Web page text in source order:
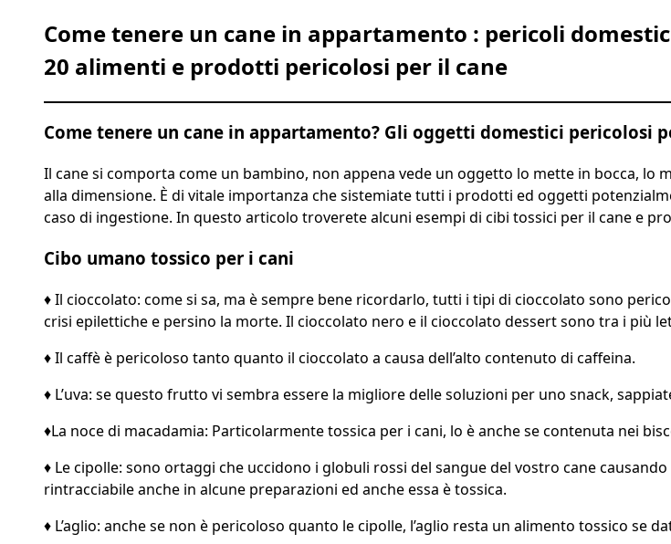
Come tenere un cane in appartamento : pericoli
20 alimenti e prodotti pericolosi per il cane
Come tenere un cane in appartamento? Gli oggetti domestici pericolosi
Il cane si comporta come un bambino, non appena vede un oggetto lo mette in bocca, lo
alla dimensione. È di vitale importanza che sistemiate tutti i prodotti ed oggetti
caso di ingestione. In questo articolo troverete alcuni esempi di cibi tossici per il cane e
Cibo umano tossico per i cani
♦ Il cioccolato: come si sa, ma è sempre bene ricordarlo, tutti i tipi di cioccolato sono
crisi epilettiche e persino la morte. Il cioccolato nero e il cioccolato dessert sono tra i più
♦ Il caffè è pericoloso tanto quanto il cioccolato a causa dell’alto contenuto di caffeina.
♦ L’uva: se questo frutto vi sembra essere la migliore delle soluzioni per uno snack,
♦La noce di macadamia: Particolarmente tossica per i cani, lo è anche se contenuta nei
♦ Le cipolle: sono ortaggi che uccidono i globuli rossi del sangue del vostro cane
rintracciabile anche in alcune preparazioni ed anche essa è tossica.
♦ L’aglio: anche se non è pericoloso quanto le cipolle, l’aglio resta un alimento tossico se